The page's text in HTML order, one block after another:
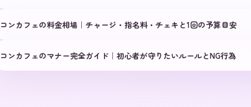
コンカフェの料金相場｜チャージ・指名料・チェキと1回の予算目安
コンカフェのマナー完全ガイド｜初心者が守りたいルールとNG行為